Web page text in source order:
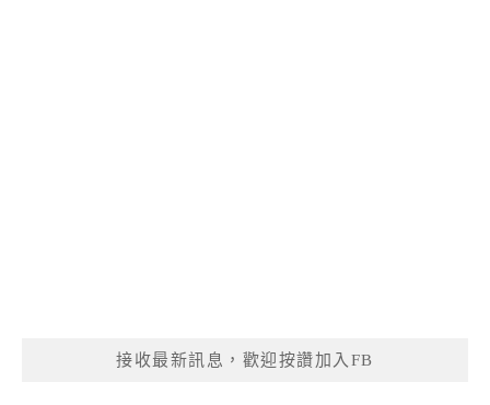
接收最新訊息，歡迎按讚加入FB